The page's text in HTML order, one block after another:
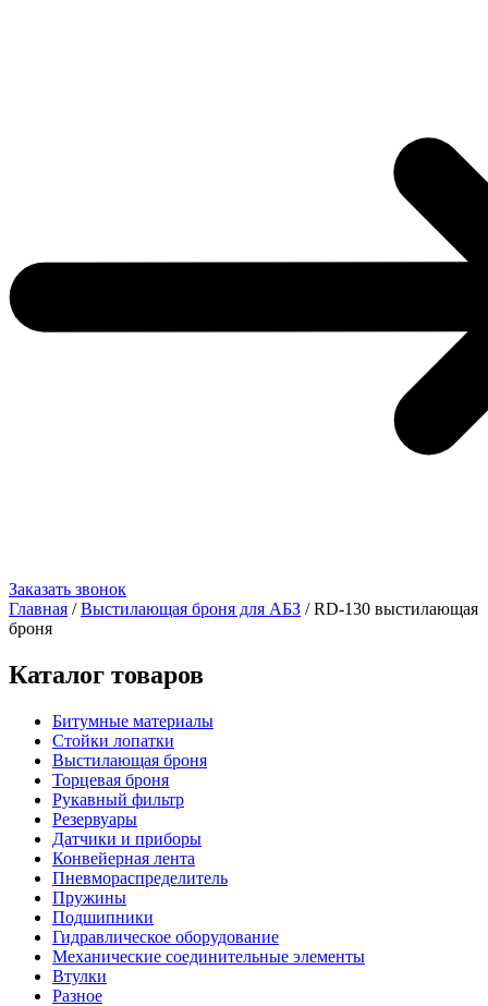
Заказать звонок
Главная /Выстилающая броня для АБЗ / RD-130 выстилающая
броня
Каталог товаров
Битумные материалы
Стойки лопатки
Выстилающая броня
Торцевая броня
Рукавный фильтр
Резервуары
Датчики и приборы
Конвейерная лента
Пневмораспределитель
Пружины
Подшипники
Гидравлическое оборудование
Механические соединительные элементы
Втулки
Разное